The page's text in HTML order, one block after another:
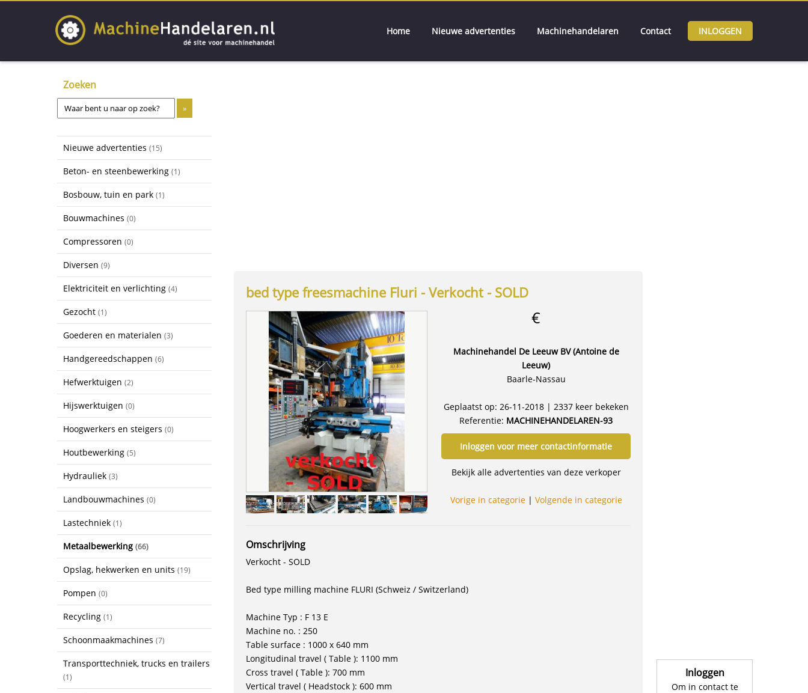
Home Nieuwe advertenties Machinehandelaren Contact INLOGGEN
Zoeken
Nieuwe advertenties (15)
Beton- en steenbewerking (1)
Bosbouw, tuin en park (1)
Bouwmachines (0)
Compressoren (0)
Diversen (9)
Elektriciteit en verlichting (4)
Gezocht (1)
Goederen en materialen (3)
Handgereedschappen (6)
Hefwerktuigen (2)
Hijswerktuigen (0)
Hoogwerkers en steigers (0)
Houtbewerking (5)
Hydrauliek (3)
Landbouwmachines (0)
Lastechniek (1)
Metaalbewerking (66)
Opslag, hekwerken en units (19)
Pompen (0)
Recycling (1)
Schoonmaakmachines (7)
Transporttechniek, trucks en trailers
(1)
bed type freesmachine Fluri - Verkocht - SOLD
€
Machinehandel De Leeuw BV (Antoine de
Leeuw)
Baarle-Nassau
Geplaatst op: 26-11-2018 | 2337 keer bekeken
Referentie: MACHINEHANDELAREN-93
Inloggen voor meer contactinformatie
Bekijk alle advertenties van deze verkoper
Vorige in categorie| Volgende in categorie
Omschrijving
Verkocht - SOLD
Bed type milling machine FLURI (Schweiz / Switzerland)
Machine Typ : F 13 E
Machine no. : 250
Table surface : 1000 x 640 mm
Longitudinal travel ( Table ): 1100 mm
Cross travel ( Table ): 700 mm
Vertical travel ( Headstock ): 600 mm
Inloggen
Om in contact te